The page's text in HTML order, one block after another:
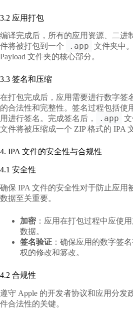
3.2 应用打包
编译完成后，所有的应用资源、二进
件将被打包到一个
.app
文件夹中
Payload 文件夹的核心部分。
3.3 签名和压缩
在打包完成后，应用需要进行数字签
的合法性和完整性。签名过程包括使
用进行签名。完成签名后，
.app
文件将被压缩成一个 ZIP 格式的 IPA
4. IPA 文件的安全性与合规性
4.1 安全性
确保 IPA 文件的安全性对于防止应用
数据至关重要。
加密：应用在打包过程中应使
数据。
签名验证 ：确保应用的数字签
权的修改和篡改。
4.2 合规性
遵守 Apple 的开发者协议和应用分发
件合法性的关键。